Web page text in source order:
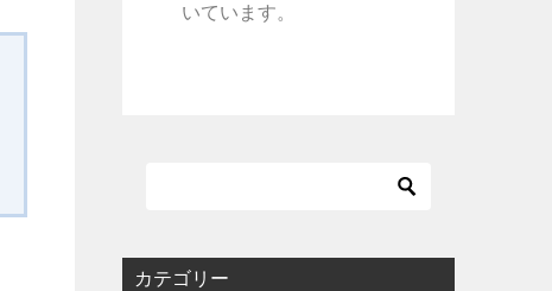
いています。
カテゴリー